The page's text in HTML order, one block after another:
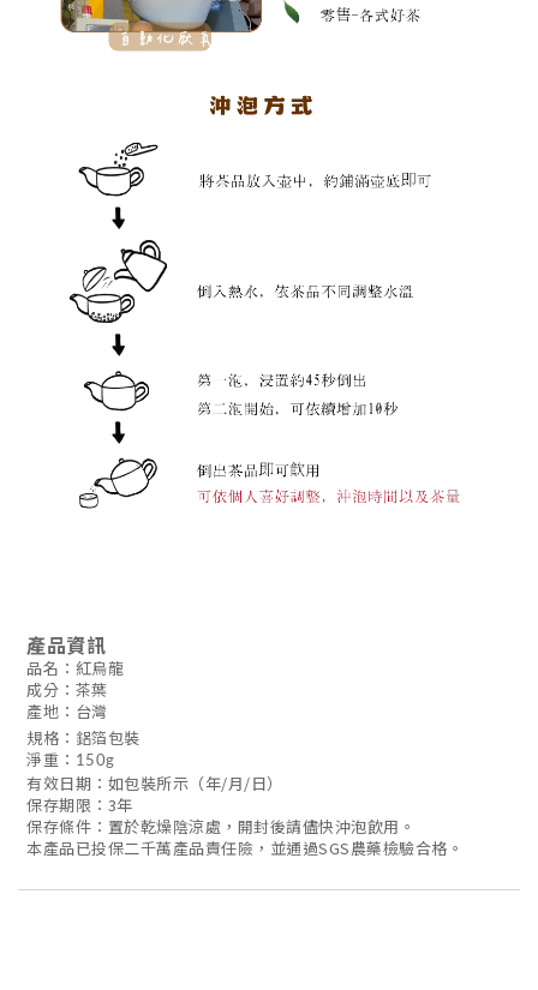
產品資訊
品名：紅烏龍
成分：茶葉
產地：台灣
規格：鋁箔包裝
淨重：150g
有效日期：如包裝所示（年/月/日）
保存期限：3年
保存條件：置於乾燥陰涼處，開封後請儘快沖泡飲用。
本產品已投保二千萬產品責任險，並通過SGS農藥檢驗合格。